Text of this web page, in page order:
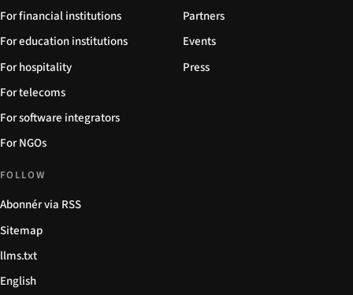
For financial institutions
For education institutions
For hospitality
For telecoms
For software integrators
For NGOs
Partners
Events
Press
FOLLOW
Abonnér via RSS
Sitemap
llms.txt
English